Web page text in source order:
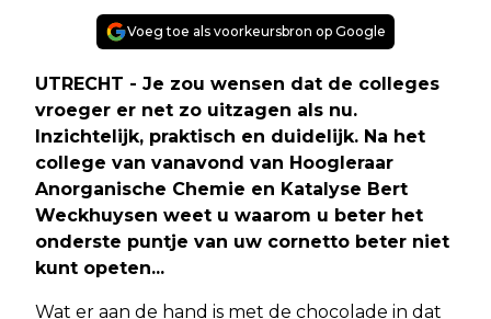
Voeg toe als voorkeursbron op Google
UTRECHT - Je zou wensen dat de colleges
vroeger er net zo uitzagen als nu.
Inzichtelijk, praktisch en duidelijk. Na het
college van vanavond van Hoogleraar
Anorganische Chemie en Katalyse Bert
Weckhuysen weet u waarom u beter het
onderste puntje van uw cornetto beter niet
kunt opeten...
Wat er aan de hand is met de chocolade in dat